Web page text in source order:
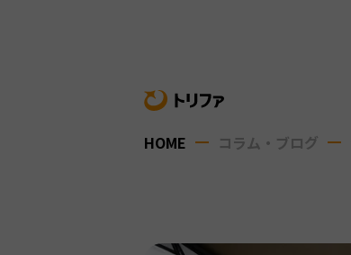
HOME コラム・ブログ